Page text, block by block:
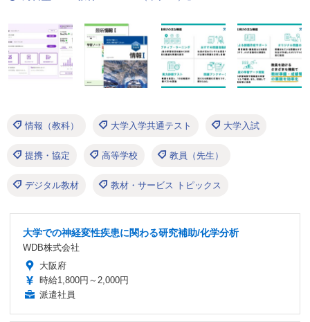
情報（教科） 大学入学共通テスト 大学入試
提携・協定 高等学校 教員（先生）
デジタル教材 教材・サービス トピックス
大学での神経変性疾患に関わる研究補助/化学分析
WDB株式会社
大阪府
時給1,800円～2,000円
派遣社員